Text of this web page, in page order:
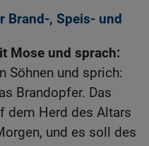
Brand-, Speis- und
Mose und sprach:
Söhnen und sprich:
Brandopfer. Das
dem Herd des Altars
und es soll des